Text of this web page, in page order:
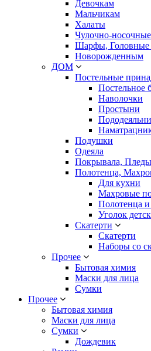
Девочкам
Мальчикам
Халаты
Чулочно-
Шарфы, Головные
Новорожденным
ДОМ
Постельные
Постельное
Наволочки
Простыни
Подушки
Одеяла
Покрывала, Пледы
Полотенца,
Для кухни
Махровые
Полотенца
Уголок
Скатерти
Скатерти
Наборы со
Прочее
Бытовая химия
Маски для лица
Сумки
Прочее
Бытовая химия
Маски для лица
Сумки
Дождевик